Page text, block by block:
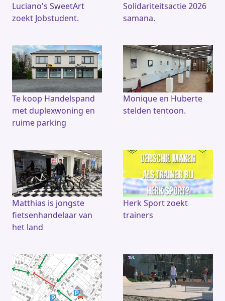
Luciano's SweetArt
zoekt Jobstudent.
Solidariteitsactie 2026
samana.
Te koop Handelspand
met duplexwoning en
ruime parking
Monique en Huberte
stelden tentoon.
Matthias is jongste
fietsenhandelaar van
het land
Herk Sport zoekt
trainers